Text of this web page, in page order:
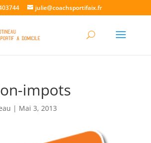
julie@coachsportifaix.fr
impots
| Mai 3, 2013